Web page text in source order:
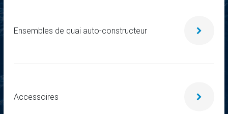
Ensembles de quai auto-constructeur
Accessoires